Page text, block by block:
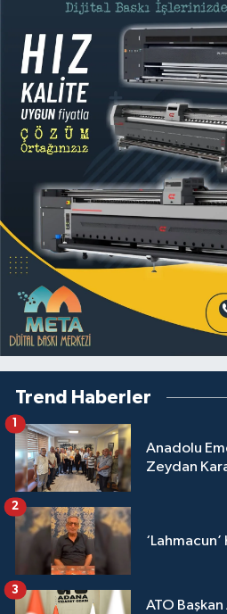
Trend Haberler
Anadolu
Zeydan
1
‘Lahmacun’
2
ATO
3